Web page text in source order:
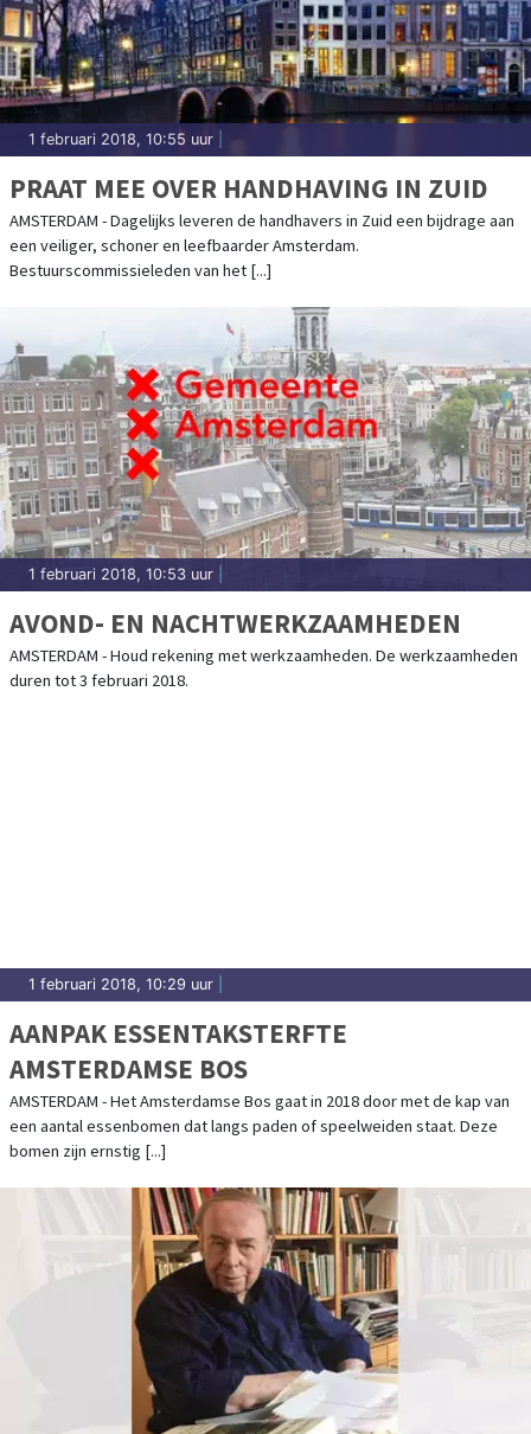
1 februari 2018, 10:55 uur
PRAAT MEE OVER HANDHAVING IN ZUID
AMSTERDAM - Dagelijks leveren de handhavers in Zuid een bijdrage aan
een veiliger, schoner en leefbaarder Amsterdam.
Bestuurscommissieleden van het [...]
1 februari 2018, 10:53 uur
AVOND- EN NACHTWERKZAAMHEDEN
AMSTERDAM - Houd rekening met werkzaamheden. De werkzaamheden
duren tot 3 februari 2018.
1 februari 2018, 10:29 uur
AANPAK ESSENTAKSTERFTE
AMSTERDAMSE BOS
AMSTERDAM - Het Amsterdamse Bos gaat in 2018 door met de kap van
een aantal essenbomen dat langs paden of speelweiden staat. Deze
bomen zijn ernstig [...]